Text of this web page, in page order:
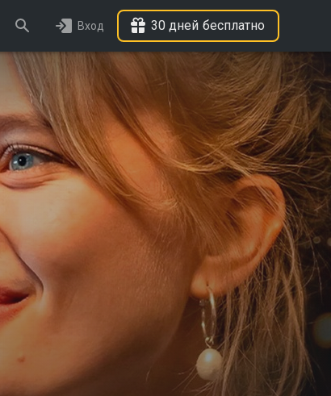
Вход 30 дней бесплатно